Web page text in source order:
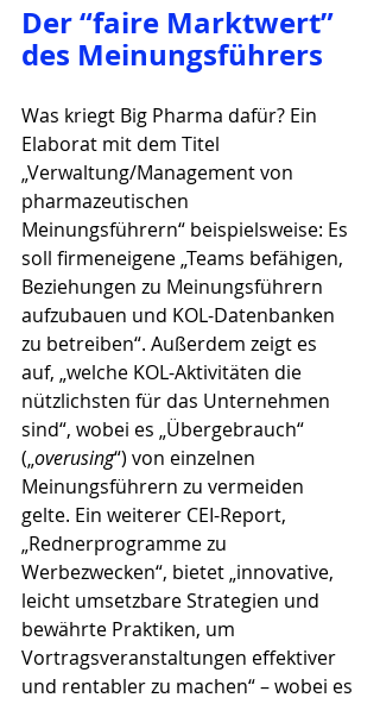
Der “faire Marktwert”
des Meinungsführers
Was kriegt Big Pharma dafür? Ein
Elaborat mit dem Titel
„Verwaltung/Management von
pharmazeutischen
Meinungsführern“ beispielsweise: Es
soll firmeneigene „Teams befähigen,
Beziehungen zu Meinungsführern
aufzubauen und KOL-Datenbanken
zu betreiben“. Außerdem zeigt es
auf, „welche KOL-Aktivitäten die
nützlichsten für das Unternehmen
sind“, wobei es „Übergebrauch“
(„overusing“) von einzelnen
Meinungsführern zu vermeiden
gelte. Ein weiterer CEI-Report,
„Rednerprogramme zu
Werbezwecken“, bietet „innovative,
leicht umsetzbare Strategien und
bewährte Praktiken, um
Vortragsveranstaltungen effektiver
und rentabler zu machen“ – wobei es